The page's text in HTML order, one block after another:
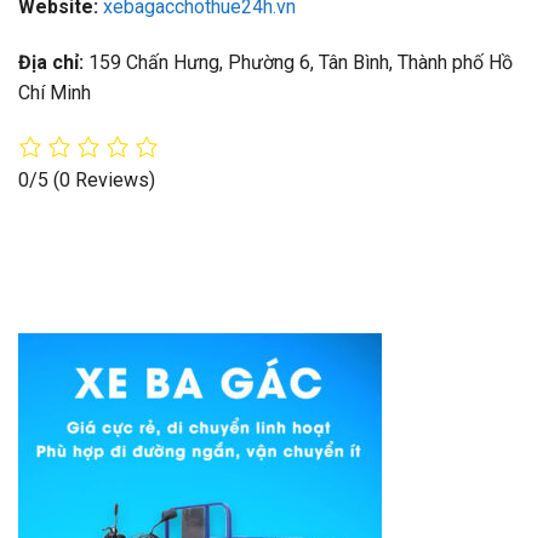
Website: xebagacchothue24h.vn
Địa chỉ: 159 Chấn Hưng, Phường 6, Tân Bình, Thành phố Hồ
Chí Minh
0/5 (0 Reviews)